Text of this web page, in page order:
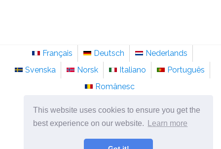
This website uses cookies to ensure you get the
best experience on our website.
Learn more
Français Deutsch
Nederlands
Svenska
Norsk Italiano
Português
Românesc
©2026sainte-anastasie.org
Psychologie, philosophie et réflexion sur la vie.